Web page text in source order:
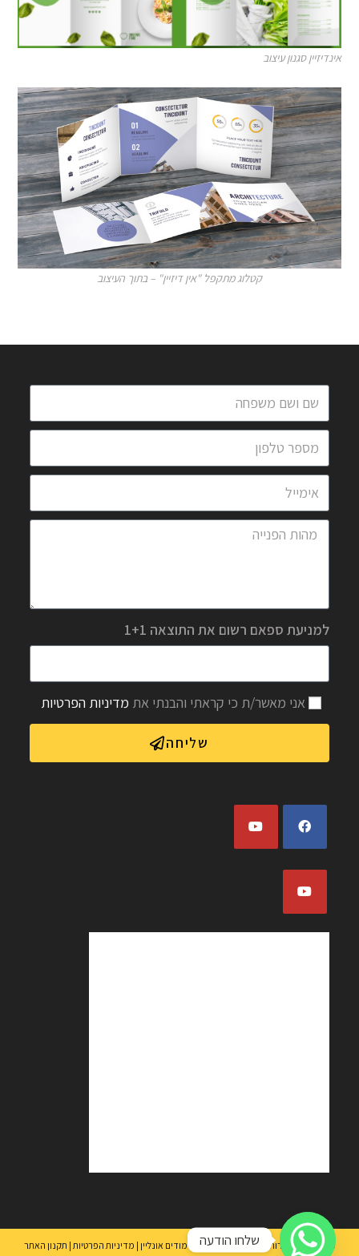
אינדיזיין סגנון עיצוב
קטלוג מתקפל "אין דיזיין" – בתוך העיצוב
למניעת ספאם רשום את התוצאה 1+1
אני מאשר/ת כי קראתי והבנתי את מדיניות הפרטיות
שליחה
כל הזכויות שמורות Ⓒ 2021 מכללת סולו לימודים אונליין | מדיניות הפרטיות | תקנון האתר שלחו הודעה